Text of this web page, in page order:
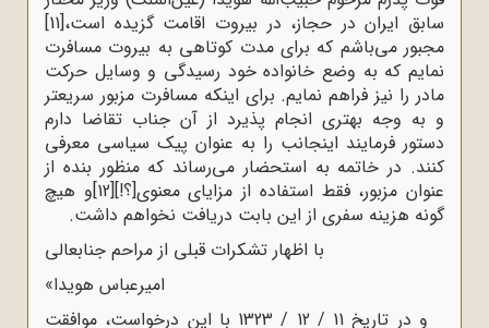
سابق ایران در حجاز، در بیروت اقامت گزیده است،[11]
مجبور مى‌باشم که براى مدت کوتاهى به بیروت مسافرت
نمایم که به وضع خانواده خود رسیدگى و وسایل حرکت
مادر را نیز فراهم نمایم. براى اینکه مسافرت مزبور سریعتر
و به وجه بهترى انجام پذیرد از آن جناب تقاضا دارم
دستور فرمایند اینجانب را به عنوان پیک سیاسى معرفى
کنند. در خاتمه به استحضار مى‌رساند که منظور بنده از
عنوان مزبور، فقط استفاده از مزایاى معنوى[؟!][12]
و هیچ
گونه هزینه سفری از این بابت دریافت نخواهم داشت.
با اظهار تشکرات قبلى از مراحم جنابعالى
امیرعباس هویدا»
و در تاریخ 11 / 12 / 1323 با این درخواست، موافقت